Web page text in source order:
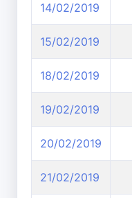
14/02/2019
15/02/2019
18/02/2019
19/02/2019
20/02/2019
21/02/2019